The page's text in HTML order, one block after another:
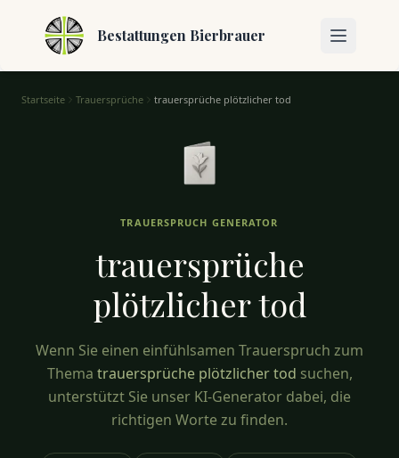
Bestattungen Bierbrauer
Startseite Trauersprüche trauersprüche plötzlicher tod
TRAUERSPRUCH GENERATOR
trauersprüche
plötzlichertod
Wenn Sie einen einfühlsamen Trauerspruch zum
Thema trauersprüche plötzlicher tod suchen,
unterstützt Sie unser KI-Generator dabei, die
richtigen Worte zu finden.